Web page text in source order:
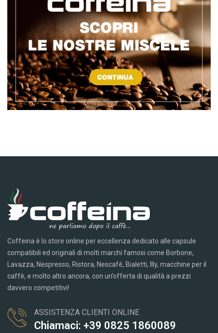
Coffeina è lo store online per eccellenza dedicato alle capsule
compatibili ed originali di molti marchi famosi come Borbone,
Lavazza, Nespresso, Ristora, Nescafè, Bialetti, Illy, macchine per il
caffè, e molto altro ancora, con un’offerta di qualità a prezzi
davvero competitivi!
ASSISTENZA CLIENTI ONLINE
Chiamaci: +39 0825 1860089